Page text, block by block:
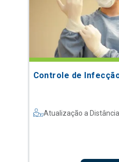
Controle de
Atualização a Distância